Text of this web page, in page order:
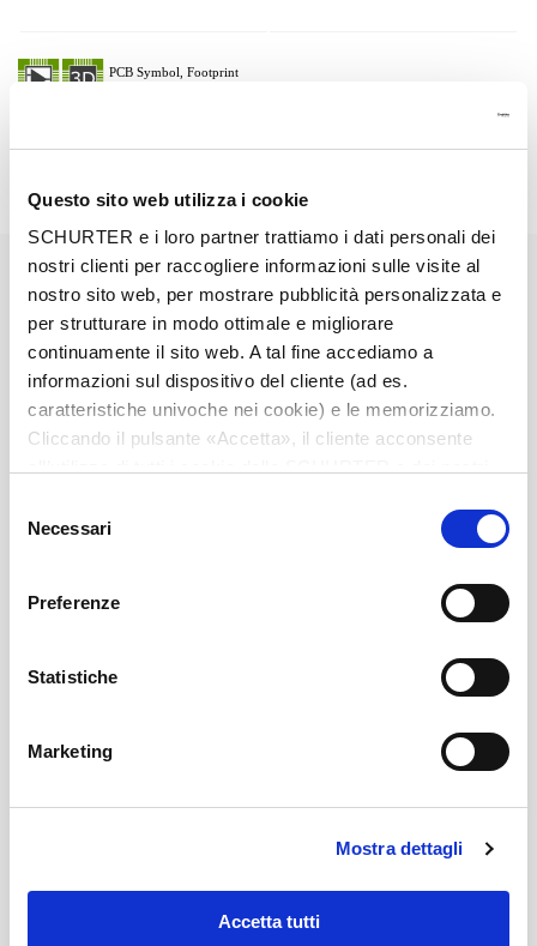
Questo sito web utilizza i cookie
SCHURTER e i loro partner trattiamo i dati personali dei
nostri clienti per raccogliere informazioni sulle visite al
nostro sito web, per mostrare pubblicità personalizzata e
per strutturare in modo ottimale e migliorare
continuamente il sito web. A tal fine accediamo a
informazioni sul dispositivo del cliente (ad es.
caratteristiche univoche nei cookie) e le memorizziamo.
Cliccando il pulsante «Accetta», il cliente acconsente
momento cliccando su «Impostazioni» in fondo alla
pagina. Le impostazioni personali sono comunicate ai
nostri partner e non hanno alcuna influenza sui dati del
browser. Ulteriori informazioni sono disponibili nella
delNecessari
Preferenze
Statistiche
Marketing
Mostra dettagli
Accetta tutti
Details 4802.2300
Diameter 3.5 mm
Number of Poles 3-pole
1 A / 12 VDC
Dielectric Strength
Insulation Resistance
wall thickness max. 2.0 mm
screened